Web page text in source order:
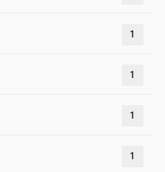
1
1
1
1